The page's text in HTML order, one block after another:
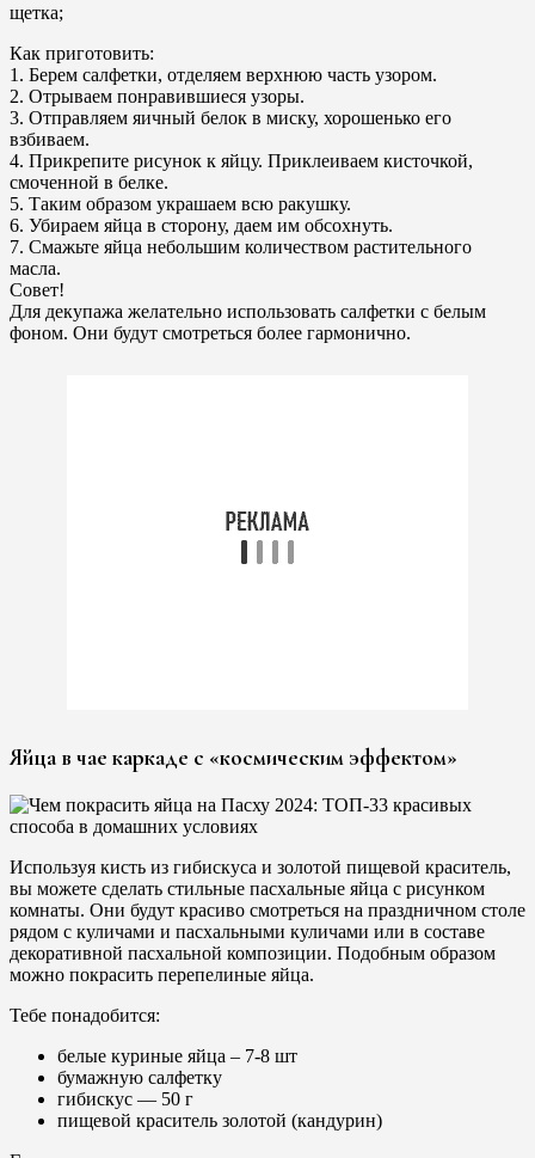
щетка;
Как приготовить:
1. Берем салфетки, отделяем верхнюю часть узором.
2. Отрываем понравившиеся узоры.
3. Отправляем яичный белок в миску, хорошенько его
взбиваем.
4. Прикрепите рисунок к яйцу. Приклеиваем кисточкой,
смоченной в белке.
5. Таким образом украшаем всю ракушку.
6. Убираем яйца в сторону, даем им обсохнуть.
7. Смажьте яйца небольшим количеством растительного
масла.
Совет!
Для декупажа желательно использовать салфетки с белым
фоном. Они будут смотреться более гармонично.
Яйца в чае каркаде с «космическим эффектом»
Используя кисть из гибискуса и золотой пищевой краситель,
вы можете сделать стильные пасхальные яйца с рисунком
комнаты. Они будут красиво смотреться на праздничном столе
рядом с куличами и пасхальными куличами или в составе
декоративной пасхальной композиции. Подобным образом
можно покрасить перепелиные яйца.
Тебе понадобится:
белые куриные яйца – 7-8 шт
бумажную салфетку
гибискус — 50 г
пищевой краситель золотой (кандурин)